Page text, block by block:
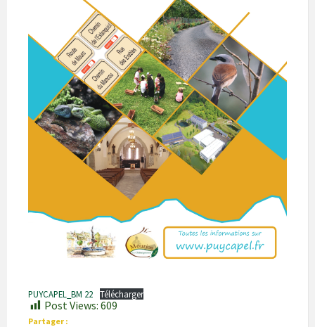
PUYCAPEL_BM 22 Télécharger
Post Views: 609
Partager :